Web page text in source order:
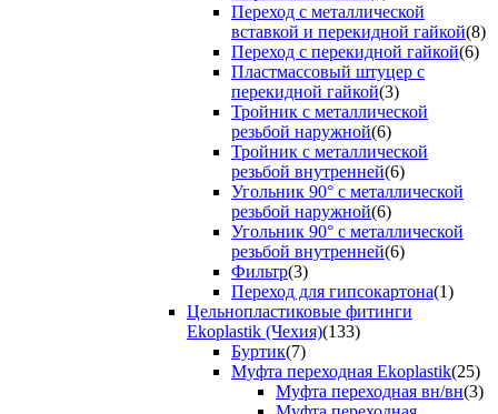
Переход с металлической
вставкой и перекидной гайкой(8)
Переход с перекидной гайкой(6)
Пластмассовый штуцер с
перекидной гайкой(3)
Тройник с металлической
резьбой наружной(6)
Тройник с металлической
резьбой внутренней(6)
Угольник 90° с металлической
резьбой наружной(6)
Угольник 90° с металлической
резьбой внутренней(6)
Фильтр(3)
Переход для гипсокартона(1)
Цельнопластиковые фитинги
Ekoplastik (Чехия)(133)
Буртик(7)
Муфта переходная Ekoplastik(25)
Муфта переходная вн/вн(3)